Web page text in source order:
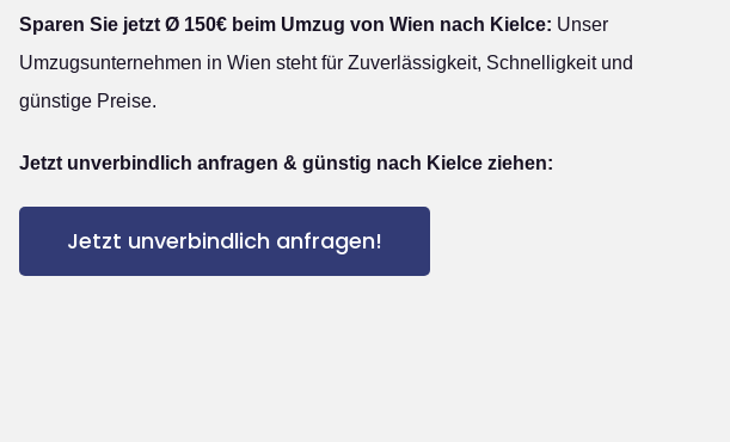
Sparen Sie jetzt Ø 150€ beim Umzug von Wien nach Kielce: Unser
Umzugsunternehmen in Wien steht für Zuverlässigkeit, Schnelligkeit und
günstige Preise.
Jetzt unverbindlich anfragen & günstig nach Kielce ziehen:
Jetzt unverbindlich anfragen!